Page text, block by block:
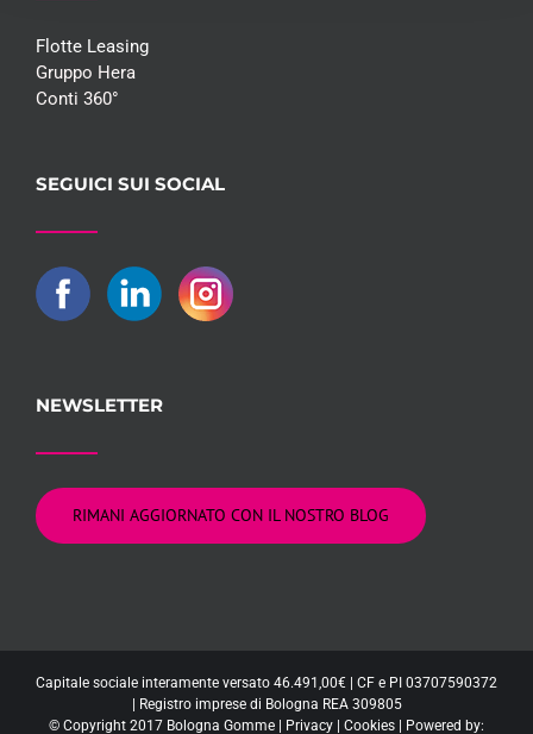
Flotte Leasing
Gruppo Hera
Conti 360°
SEGUICI SUI SOCIAL
NEWSLETTER
RIMANI AGGIORNATO CON IL NOSTRO BLOG
Capitale sociale interamente versato 46.491,00€ | CF e PI 03707590372
| Registro imprese di Bologna REA 309805
© Copyright 2017 Bologna Gomme | Privacy | Cookies | Powered by: